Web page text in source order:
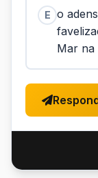
E o
Mar na